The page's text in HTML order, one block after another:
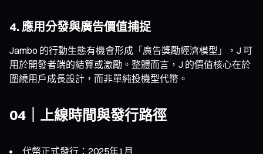
4. 應用分發與廣告價值捕捉
Jambo 的行動生態有機會形成「廣告獎勵經濟模型」，J 可
用於開發者端的結算或激勵。整體而言，J 的價值核心在於
圍繞用戶成長設計，而非單純投機型代幣。
04｜上線時間與發行路徑
代幣正式發行：2025年1月